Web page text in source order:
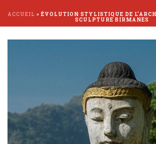
ACCUEIL » ÉVOLUTION STYLISTIQUE DE
SCULPTURE BIRMANES